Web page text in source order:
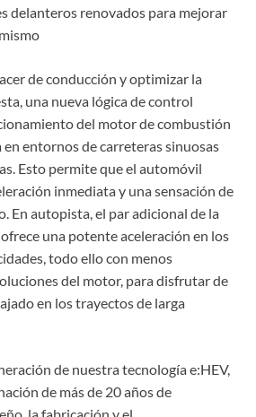
delanteros renovados para mejorar
de conducción y optimizar la
una nueva lógica de control
del motor de combustión
entornos de carreteras sinuosas
Esto permite que el automóvil
inmediata y una sensación de
En autopista, el par adicional de la
una potente aceleración en los
todo ello con menos
del motor, para disfrutar de
en los trayectos de larga
de nuestra tecnología e:HEV,
de más de 20 años de